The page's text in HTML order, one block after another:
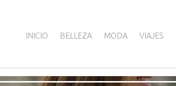
INICIO BELLEZA MODA VIAJES